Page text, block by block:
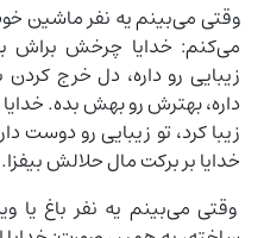
وقتی می‌بینم یه نفر ماشین
می‌کنم: خدایا چرخش براش
زیبایی رو داره، دل خرج
داره، بهترش رو بهش بده.
زیبا کرد، تو زیبایی رو
خدایا بر برکت مال حلالش
وقتی می‌بینم یه نفر باغ یا